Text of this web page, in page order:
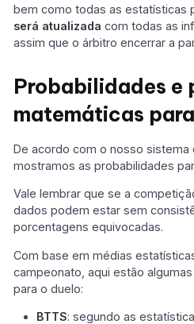
bem como todas as estatísticas
será atualizada com todas as
assim que o árbitro encerrar a
Probabilidades e
matemáticas
De acordo com o nosso sistema
mostramos as probabilidades
Vale lembrar que se a
dados podem estar sem
porcentagens equivocadas.
Com base em médias
campeonato, aqui estão algumas
para o duelo:
BTTS: segundo as